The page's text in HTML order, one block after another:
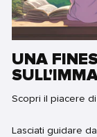
UNA
Scopri il piacere
Lasciati guidare